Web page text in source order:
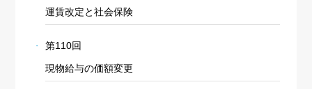
運賃改定と社会保険
第110回
現物給与の価額変更